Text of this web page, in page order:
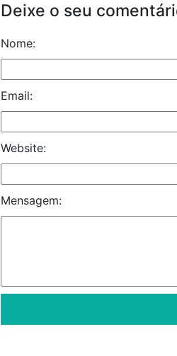
Deixe o seu
Nome:
Email:
Website:
Mensagem: